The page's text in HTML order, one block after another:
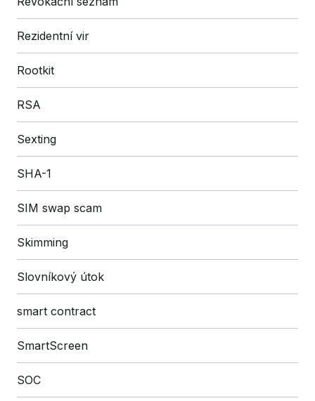
Rezidentní vir
Rootkit
RSA
Sexting
SHA-1
SIM swap scam
Skimming
Slovníkový útok
smart contract
SmartScreen
SOC